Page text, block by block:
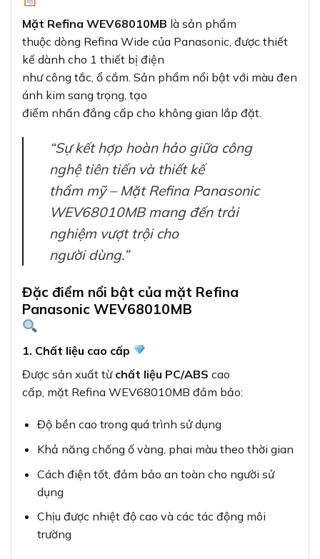
Mặt Refina WEV68010MB là sản phẩm
thuộc dòng Refina Wide của Panasonic, được thiết
kế dành cho 1 thiết bị điện
như công tắc, ổ cắm. Sản phẩm nổi bật với màu đen
ánh kim sang trọng, tạo
điểm nhấn đẳng cấp cho không gian lắp đặt.
“Sự kết hợp hoàn hảo giữa công
nghệ tiên tiến và thiết kế
thẩm mỹ – Mặt Refina Panasonic
WEV68010MB mang đến trải
nghiệm vượt trội cho
người dùng.”
Đặc điểm nổi bật của mặt Refina
Panasonic WEV68010MB
1. Chất liệu cao cấp
Được sản xuất từ chất liệu PC/ABS cao
cấp, mặt Refina WEV68010MB đảm bảo:
Độ bền cao trong quá trình sử dụng
Khả năng chống ố vàng, phai màu theo thời gian
Cách điện tốt, đảm bảo an toàn cho người sử
dụng
Chịu được nhiệt độ cao và các tác động môi
trường